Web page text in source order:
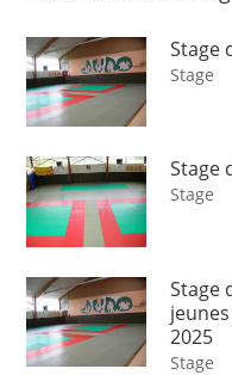
Stage
Stage
Stage
Stage
Stage
2025
Stage